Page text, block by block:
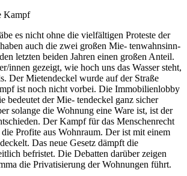
Kampf
es nicht ohne die vielfältigen Proteste der
auch die zwei großen Mie- tenwahnsinn-
letzten beiden Jahren einen großen Anteil.
innen gezeigt, wie hoch uns das Wasser steht,
Der Mietendeckel wurde auf der Straße
ist noch nicht vorbei. Die Immobilienlobby
bedeutet der Mie- tendeckel ganz sicher
solange die Wohnung eine Ware ist, ist der
Der Kampf für das Menschenrecht
Profite aus Wohnraum. Der ist mit einem
Das neue Gesetz dämpft die
befristet. Die Debatten darüber zeigen
die Privatisierung der Wohnungen führt.